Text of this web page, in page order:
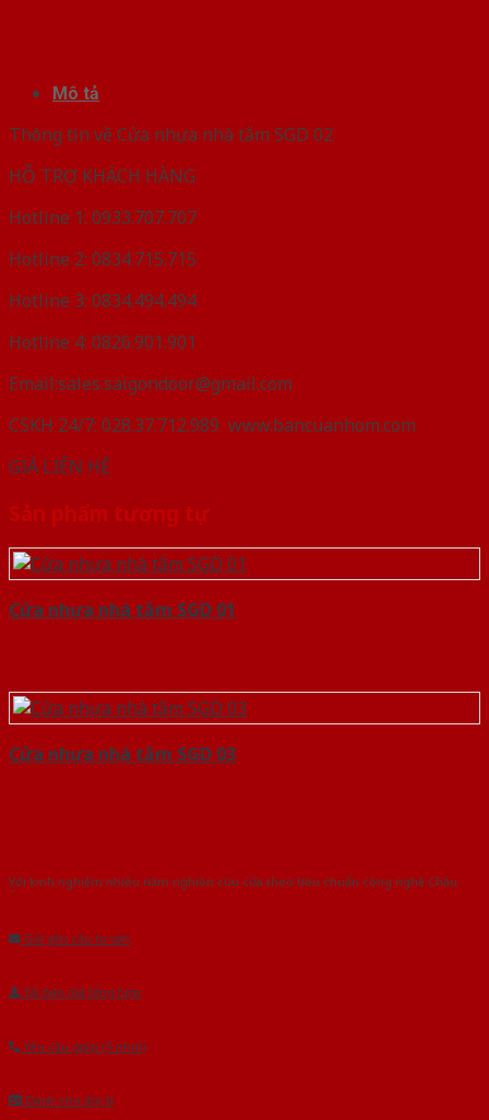
Mô tả
Thông tin về Cửa nhựa nhà tắm SGD 02
HỖ TRỢ KHÁCH HÀNG
Hotline 1: 0933.707.707
Hotline 2: 0834.715.715
Hotline 3: 0834.494.494
Hotline 4: 0826.901.901
Email:sales.saigondoor@gmail.com
CSKH 24/7: 028.37.712.989 www.bancuanhom.com
GIÁ LIÊN HỆ
Sản phẩm tương tự
Cửa nhựa nhà tắm SGD 01
Cửa nhựa nhà tắm SGD 03
Với kinh nghiệm nhiêu năm nghiên cứu cửa theo tiêu chuẩn công nghệ Châu
Gửi yêu cầu tư vấn
Tải báo giá tổng hợp
Yêu cầu gọi lại (3 phút)
Dành cho đại lý